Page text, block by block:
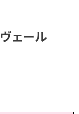
ェール